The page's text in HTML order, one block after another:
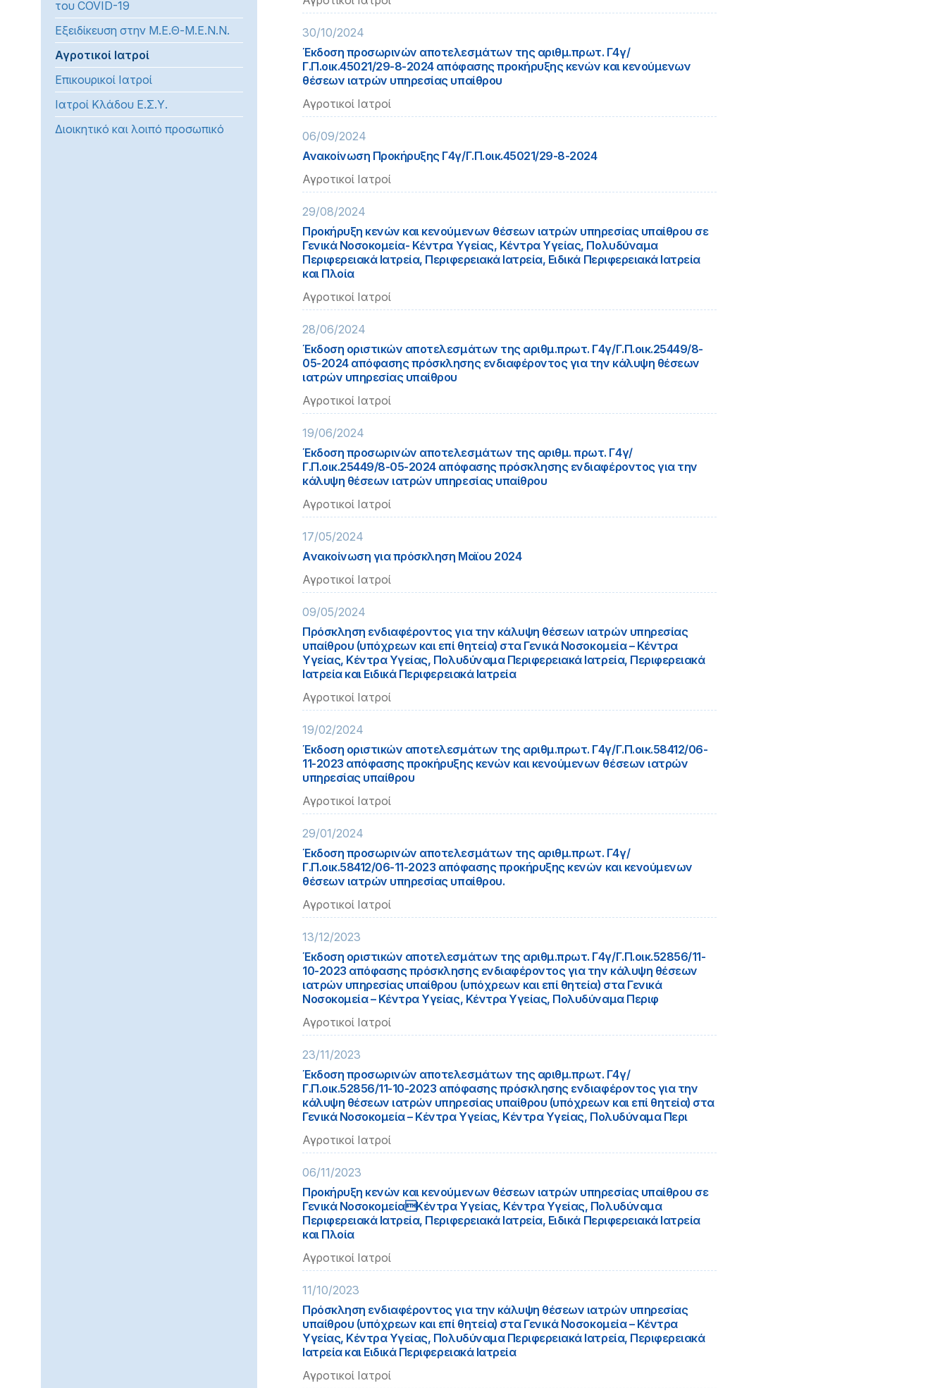
προβλήματα
χρησιμοποιούν
πρόγραμμα
ανάγνωσης
του COVID-19
Εξειδίκευση στην Μ.Ε.Θ-Μ.Ε.Ν.Ν.
Αγροτικοί Ιατροί
Επικουρικοί Ιατροί
Ιατροί Κλάδου Ε.Σ.Υ.
Διοικητικό και λοιπό προσωπικό
30/10/2024
Έκδοση προσωρινών αποτελεσμάτων της αριθμ.πρωτ. Γ4γ/
Γ.Π.οικ.45021/29-8-2024 απόφασης προκήρυξης κενών και κενούμενων
θέσεων ιατρών υπηρεσίας υπαίθρου
Αγροτικοί Ιατροί
06/09/2024
Ανακοίνωση Προκήρυξης Γ4γ/Γ.Π.οικ.45021/29-8-2024
Αγροτικοί Ιατροί
29/08/2024
Προκήρυξη κενών και κενούμενων θέσεων ιατρών υπηρεσίας υπαίθρου σε
Γενικά Νοσοκομεία- Κέντρα Υγείας, Κέντρα Υγείας, Πολυδύναμα
Περιφερειακά Ιατρεία, Περιφερειακά Ιατρεία, Ειδικά Περιφερειακά Ιατρεία
και Πλοία
Αγροτικοί Ιατροί
28/06/2024
Έκδοση οριστικών αποτελεσμάτων της αριθμ.πρωτ. Γ4γ/Γ.Π.οικ.25449/8-
05-2024 απόφασης πρόσκλησης ενδιαφέροντος για την κάλυψη θέσεων
ιατρών υπηρεσίας υπαίθρου
Αγροτικοί Ιατροί
19/06/2024
Έκδοση προσωρινών αποτελεσμάτων της αριθμ. πρωτ. Γ4γ/
Γ.Π.οικ.25449/8-05-2024 απόφασης πρόσκλησης ενδιαφέροντος για την
κάλυψη θέσεων ιατρών υπηρεσίας υπαίθρου
Αγροτικοί Ιατροί
17/05/2024
Aνακοίνωση για πρόσκληση Μαϊου 2024
Αγροτικοί Ιατροί
09/05/2024
Πρόσκληση ενδιαφέροντος για την κάλυψη θέσεων ιατρών υπηρεσίας
υπαίθρου (υπόχρεων και επί θητεία) στα Γενικά Νοσοκομεία – Κέντρα
Υγείας, Κέντρα Υγείας, Πολυδύναμα Περιφερειακά Ιατρεία, Περιφερειακά
Ιατρεία και Ειδικά Περιφερειακά Ιατρεία
Αγροτικοί Ιατροί
19/02/2024
Έκδοση οριστικών αποτελεσμάτων της αριθμ.πρωτ. Γ4γ/Γ.Π.οικ.58412/06-
11-2023 απόφασης προκήρυξης κενών και κενούμενων θέσεων ιατρών
υπηρεσίας υπαίθρου
Αγροτικοί Ιατροί
29/01/2024
Έκδοση προσωρινών αποτελεσμάτων της αριθμ.πρωτ. Γ4γ/
Γ.Π.οικ.58412/06-11-2023 απόφασης προκήρυξης κενών και κενούμενων
θέσεων ιατρών υπηρεσίας υπαίθρου.
Αγροτικοί Ιατροί
13/12/2023
Έκδοση οριστικών αποτελεσμάτων της αριθμ.πρωτ. Γ4γ/Γ.Π.οικ.52856/11-
10-2023 απόφασης πρόσκλησης ενδιαφέροντος για την κάλυψη θέσεων
ιατρών υπηρεσίας υπαίθρου (υπόχρεων και επί θητεία) στα Γενικά
Νοσοκομεία – Κέντρα Υγείας, Κέντρα Υγείας, Πολυδύναμα Περιφ
Αγροτικοί Ιατροί
23/11/2023
Έκδοση προσωρινών αποτελεσμάτων της αριθμ.πρωτ. Γ4γ/
Γ.Π.οικ.52856/11-10-2023 απόφασης πρόσκλησης ενδιαφέροντος για την
κάλυψη θέσεων ιατρών υπηρεσίας υπαίθρου (υπόχρεων και επί θητεία) στα
Γενικά Νοσοκομεία – Κέντρα Υγείας, Κέντρα Υγείας, Πολυδύναμα Περι
Αγροτικοί Ιατροί
06/11/2023
Προκήρυξη κενών και κενούμενων θέσεων ιατρών υπηρεσίας υπαίθρου σε
Γενικά ΝοσοκομείαΚέντρα Υγείας, Κέντρα Υγείας, Πολυδύναμα
Περιφερειακά Ιατρεία, Περιφερειακά Ιατρεία, Ειδικά Περιφερειακά Ιατρεία
και Πλοία
Αγροτικοί Ιατροί
11/10/2023
Πρόσκληση ενδιαφέροντος για την κάλυψη θέσεων ιατρών υπηρεσίας
υπαίθρου (υπόχρεων και επί θητεία) στα Γενικά Νοσοκομεία – Κέντρα
Υγείας, Κέντρα Υγείας, Πολυδύναμα Περιφερειακά Ιατρεία, Περιφερειακά
Ιατρεία και Ειδικά Περιφερειακά Ιατρεία
Αγροτικοί Ιατροί